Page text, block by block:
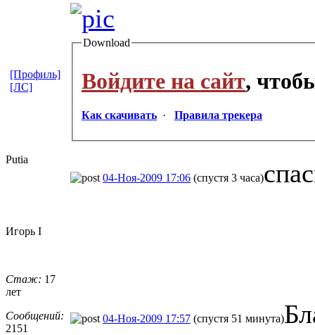
Download
Войдите на сайт,
Как скачивать · Правила трекера
[Профиль]
[ЛС]
Putia
04-Ноя-2009 17:06 (спустя 3 часа)
Игорь I
Стаж: 17
лет
Сообщений:
2151
04-Ноя-2009 17:57 (спустя 51 минута)